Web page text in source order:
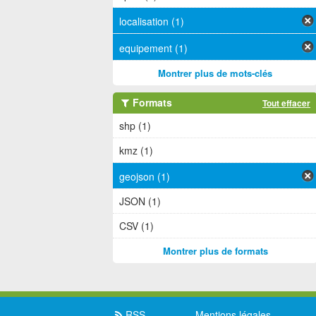
localisation (1)
equipement (1)
Montrer plus de mots-clés
Formats Tout effacer
shp (1)
kmz (1)
geojson (1)
JSON (1)
CSV (1)
Montrer plus de formats